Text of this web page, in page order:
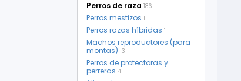
Perros de raza 186
Perros mestizos 11
Perros razas híbridas 1
Machos reproductores (para
montas) 3
Perros de protectoras y
perreras 4